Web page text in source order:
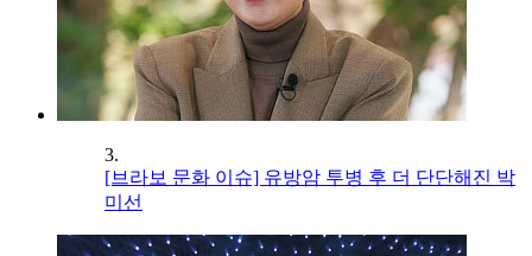
3.
[브라보 문화 이슈] 유방암 투병 후 더 단단해진 박
미선